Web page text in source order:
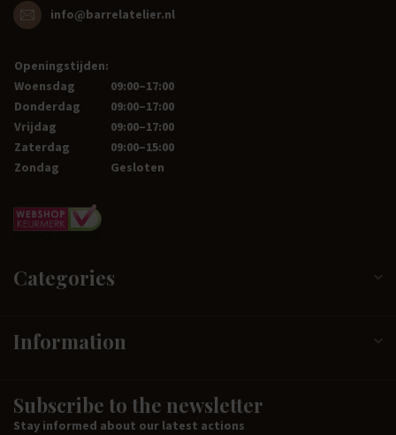
info@barrelatelier.nl
Openingstijden:
Woensdag
09:00–17:00
Donderdag
09:00–17:00
Vrijdag
09:00–17:00
Zaterdag
09:00–15:00
Zondag
Gesloten
Categories
Information
Subscribe to the newsletter
Stay informed about our latest actions